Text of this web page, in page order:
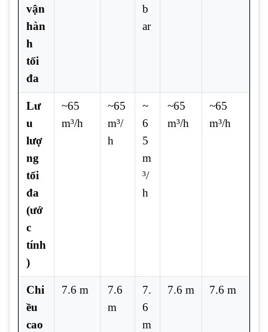
vận
hàn
h
tối
đa
b
ar
Lư
u
lượ
ng
tối
đa
(ướ
c
tính
)
~65
m³/h
~65
m³/
h
~
6
5
m
³/
h
~65
m³/h
~65
m³/h
Chi
ều
cao
7.6 m
7.6
m
7.
6
m
7.6 m 7.6 m